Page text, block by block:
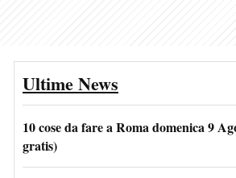
Ultime News
10 cose da fare a Roma domenica 9
gratis)